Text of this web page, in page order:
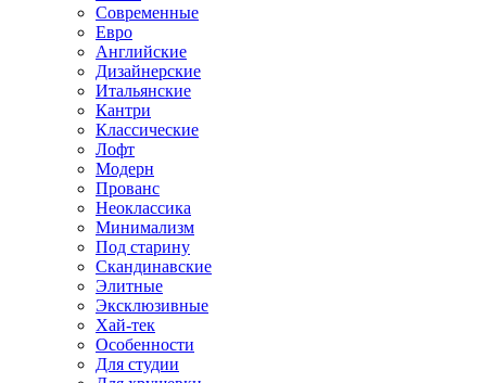
Современные
Евро
Английские
Дизайнерские
Итальянские
Кантри
Классические
Лофт
Модерн
Прованс
Неоклассика
Минимализм
Под старину
Скандинавские
Элитные
Эксклюзивные
Хай-тек
Особенности
Для студии